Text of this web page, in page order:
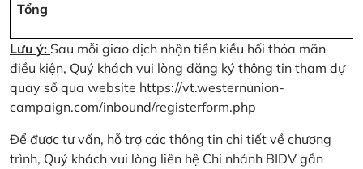
Tổng
Lưu ý: Sau mỗi giao dịch nhận tiền kiều hối thỏa mãn
điều kiện, Quý khách vui lòng đăng ký thông tin tham dự
quay số qua website https://vt.westernunion-
campaign.com/inbound/registerform.php
Để được tư vấn, hỗ trợ các thông tin chi tiết về chương
trình, Quý khách vui lòng liên hệ Chi nhánh BIDV gần